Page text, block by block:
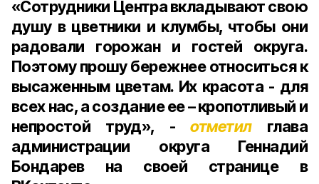
«Сотрудники Центра вкладывают свою
душу в цветники и клумбы, чтобы они
радовали горожан и гостей округа.
Поэтому прошу бережнее относиться к
высаженным цветам. Их красота - для
всех нас, а создание ее – кропотливый и
непростой труд», -отметилглава
администрации округа Геннадий
Бондарев на своей странице в